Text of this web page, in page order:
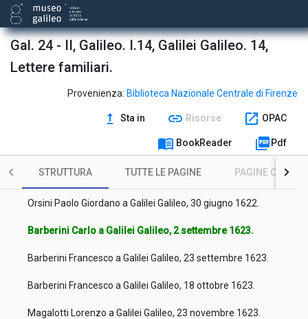
Gal. 24 - II, Galileo. I.14, Galilei Galileo. 14,
Lettere familiari.
Provenienza: Biblioteca Nazionale Centrale di Firenze
upgrade Sta in link Risorse open_in_new OPAC
menu_book BookReader picture_as_pdf Pdf
STRUTTURA TUTTE LE PAGINE PAGINE CON
Del Monte Francesco Maria a Galilei Galileo, 3 maggio 1620.
Del Monte Francesco Maria a Galilei Galileo, 6 giugno 1620.
Barberini Maffeo a Galilei Galileo, 28 agosto 1620.
Leopold V (granduca d'Austria-Tirolo) a Galilei Galileo, 17 luglio
Orsini Paolo Giordano a Galilei Galileo, 27 maggio 1622.
Orsini Paolo Giordano a Galilei Galileo, 30 giugno 1622.
Barberini Carlo a Galilei Galileo, 2 settembre 1623.
Barberini Francesco a Galilei Galileo, 23 settembre 1623.
Barberini Francesco a Galilei Galileo, 18 ottobre 1623.
Magalotti Lorenzo a Galilei Galileo, 23 novembre 1623.